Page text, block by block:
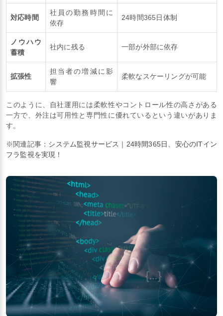
対応時間
社員の勤務時間に
依存
24時間365日体制
ノウハウ
蓄積
社内に残る 一部が外部に依存
拡張性
担当者の増減に影
響
柔軟なスケーリングが可能
このように、自社運用には柔軟性やコントロール性の高さがある
一方で、外注は可用性と専門性に優れているという違いがありま
す。
※関連記事： システム監視サービス｜24時間365日、安心のITイン
フラ監視を実現！